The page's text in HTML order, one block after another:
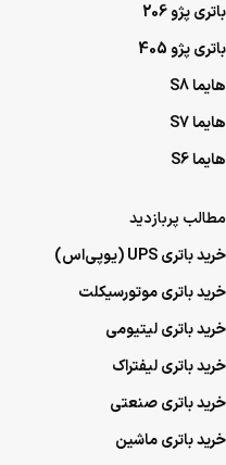
باتری پژو 206
باتری پژو 405
هایما S8
هایما S7
هایما S6
مطالب پربازدید
خرید باتری UPS (یو‌پی‌اس)
خرید باتری موتورسیکلت
خرید باتری لیتیومی
خرید باتری لیفتراک
خرید باتری صنعتی
خرید باتری ماشین